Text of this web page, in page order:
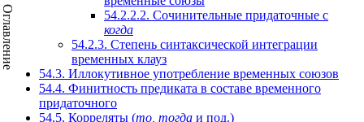
Оглавление
54.2.2.2. Сочинительные придаточные с
когда
54.2.3. Степень синтаксической интеграции
временных клауз
54.3. Иллокутивное употребление временных союзов
54.4. Финитность предиката в составе временного
придаточного
54.5. Корреляты (то, тогда и под.)